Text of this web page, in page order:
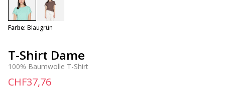
T-Shirt Dame
100% Baumwolle T-Shirt
CHF37,76
Farbe: Blaugrün
selected